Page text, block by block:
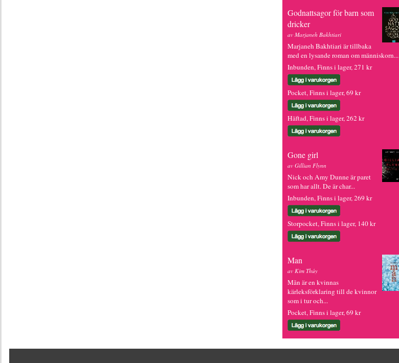
Godnattsagor för barn som
dricker
av Marjaneh Bakhtiari
Marjaneh Bakhtiari är tillbaka
med en lysande roman om människorn...
Inbunden, Finns i lager, 271 kr
Pocket, Finns i lager, 69 kr
Häftad, Finns i lager, 262 kr
Gone girl
av Gillian Flynn
Nick och Amy Dunne är paret
som har allt. De är char...
Inbunden, Finns i lager, 269 kr
Storpocket, Finns i lager, 140 kr
Man
av Kim Thúy
Mãn är en kvinnas
kärleksförklaring till de kvinnor
som i tur och...
Pocket, Finns i lager, 69 kr